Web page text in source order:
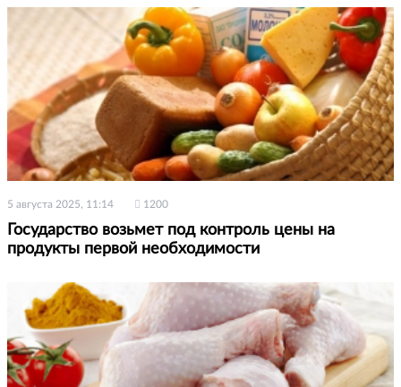
5 августа 2025, 11:14 1200
Государство возьмет под контроль цены на
продукты первой необходимости